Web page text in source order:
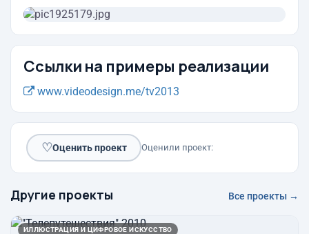
Ссылки на примеры реализации
www.videodesign.me/tv2013
♡Оценить проект Оценили проект:
Другие проекты Все проекты →
ИЛЛЮСТРАЦИЯ И ЦИФРОВОЕ ИСКУССТВО